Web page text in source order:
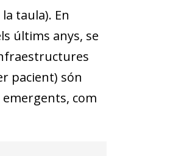
taula). En
últims anys, se
pacient) són
com